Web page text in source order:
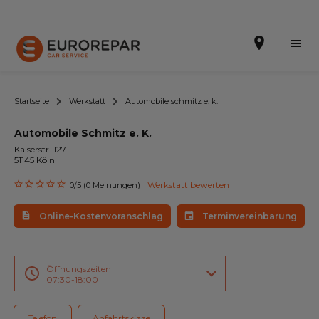
Terminvereinbarung
Online-Kostenvoranschlag
Die Marke
Leistungen
Angebote
Startseite Werkstatt Automobile schmitz e. k.
Automobile Schmitz e. K.
Kaiserstr. 127
51145 Köln
0/5 (0 Meinungen) Werkstatt bewerten
Online-Kostenvoranschlag Terminvereinbarung
Öffnungszeiten
07:30-18:00